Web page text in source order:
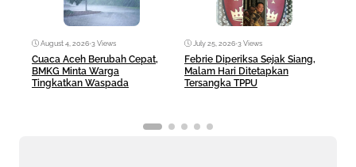
August 4, 2026•3 Views
Cuaca Aceh Berubah Cepat,
BMKG Minta Warga
Tingkatkan Waspada
July 25, 2026•3 Views
Febrie Diperiksa Sejak Siang,
Malam Hari Ditetapkan
Tersangka TPPU